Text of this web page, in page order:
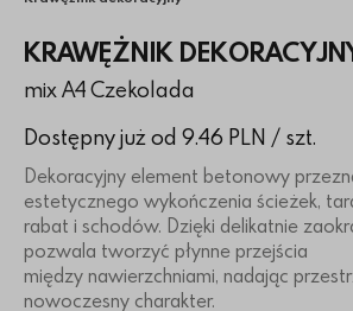
KRAWĘŻNIK
mix A4 Czekolada
Dostępny już od 9.46 PLN / szt.
Dekoracyjny element betonowy
estetycznego wykończenia ścieżek,
rabat i schodów. Dzięki delikatnie
pozwala tworzyć płynne przejścia
między nawierzchniami, nadając
nowoczesny charakter.